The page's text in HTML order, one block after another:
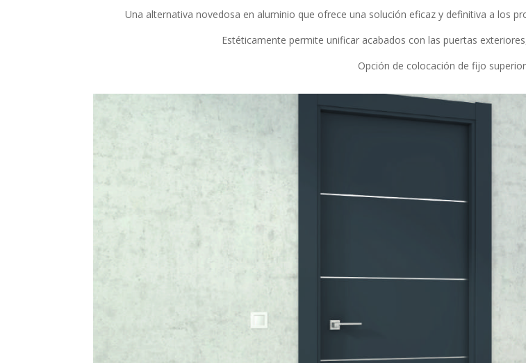
Una alternativa novedosa en aluminio que ofrece una solución eficaz y definitiva a los
Estéticamente permite unificar acabados con las puertas
Opción de colocación de fijo